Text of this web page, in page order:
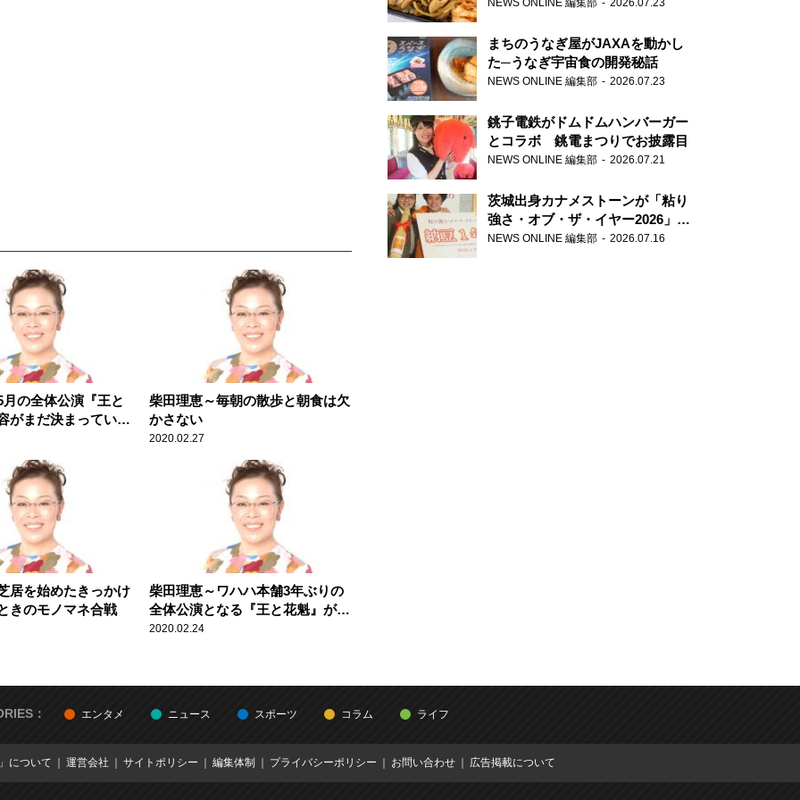
の全体公演『王と
がまだ決まっていな
柴田理恵～毎朝の散歩と朝食は欠
かさない
2020.02.27
居を始めたきっかけ
きのモノマネ合戦
柴田理恵～ワハハ本舗3年ぶりの
全体公演となる『王と花魁』が5
月に開催
2020.02.24
NEWS ONLINE 編集部 2026.07.23
まちのうなぎ屋がJAXAを動かし
た─うなぎ宇宙食の開発秘話
NEWS ONLINE 編集部 2026.07.23
銚子電鉄がドムドムハンバーガー
とコラボ 銚電まつりでお披露目
NEWS ONLINE 編集部 2026.07.21
茨城出身カナメストーンが「粘り
強さ・オブ・ザ・イヤー2026」受
賞 粘り強いコンビ愛で納豆を
NEWS ONLINE 編集部 2026.07.16
： エンタメ ニュース スポーツ コラム ライフ
について 運営会社 サイトポリシー 編集体制 プライバシーポリシー お問い合わせ 広告掲載について